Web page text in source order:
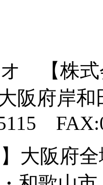
オ 【株
阪府岸和
】大阪府